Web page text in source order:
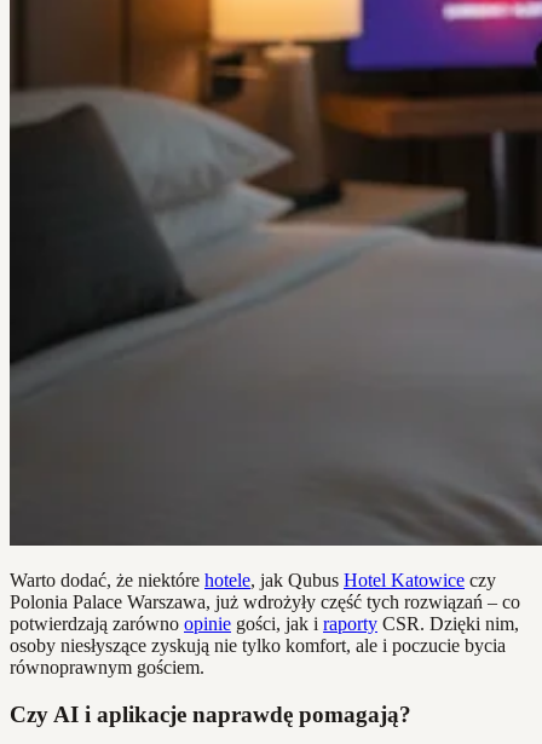
Warto dodać, że niektóre hotele, jak Qubus Hotel Katowice czy
Polonia Palace Warszawa, już wdrożyły część tych rozwiązań – co
potwierdzają zarówno opinie gości, jak i raporty CSR. Dzięki nim,
osoby niesłyszące zyskują nie tylko komfort, ale i poczucie bycia
równoprawnym gościem.
Czy AI i aplikacje naprawdę pomagają?